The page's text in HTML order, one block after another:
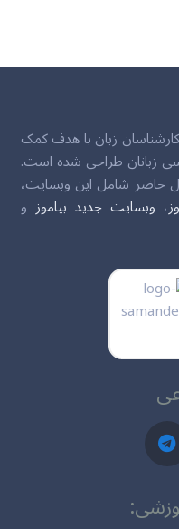
زبان با هدف کمک
زبانان طراحی شده است.
حاضر شامل این وبسایت،
، وبسایت جدید بیاموز و